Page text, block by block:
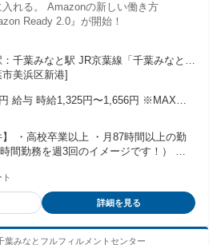
入れる。 Amazonの新しい働き方
Ready 2.0』が開始！
JR京葉線「千葉みなと
約10～15分 JR総武線本線「千葉駅」よ
イク通勤不可
美浜区新港]
与 時給1,325円〜1,656円 ※MAX時
・高校卒業以上 ・月87時間以上の勤
間勤務を週3回のイメージです！） ＼
稽古で忙しいからシフト少なめ、月末
バリー！」 週の労働日数の決まりはな
タル87時間を超えれば、週ごとの波が
詳細を見る
葉みなとフルフィルメントセンター